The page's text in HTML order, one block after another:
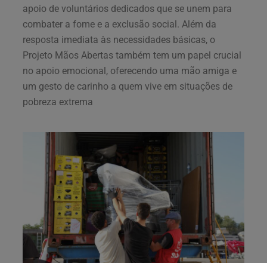
apoio de voluntários dedicados que se unem para
combater a fome e a exclusão social. Além da
resposta imediata às necessidades básicas, o
Projeto Mãos Abertas também tem um papel crucial
no apoio emocional, oferecendo uma mão amiga e
um gesto de carinho a quem vive em situações de
pobreza extrema